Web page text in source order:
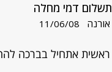
תשלום דמי מחלה
אורנה 11/06/08
ראשית אתחיל בברכה